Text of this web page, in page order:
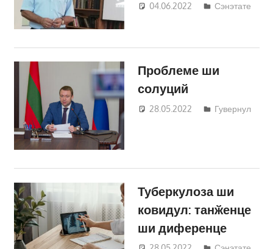
04.06.2022 studentus
Сэнэтате
Проблеме ши
солуций
28.05.2022 studentus
Гувернул
Туберкулоза ши
ковидул: танӂенце
ши диференце